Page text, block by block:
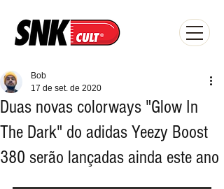
Duas novas colorways "Glow In
The Dark" do adidas Yeezy Boost
380 serão lançadas ainda este ano
Bob
17 de set. de 2020